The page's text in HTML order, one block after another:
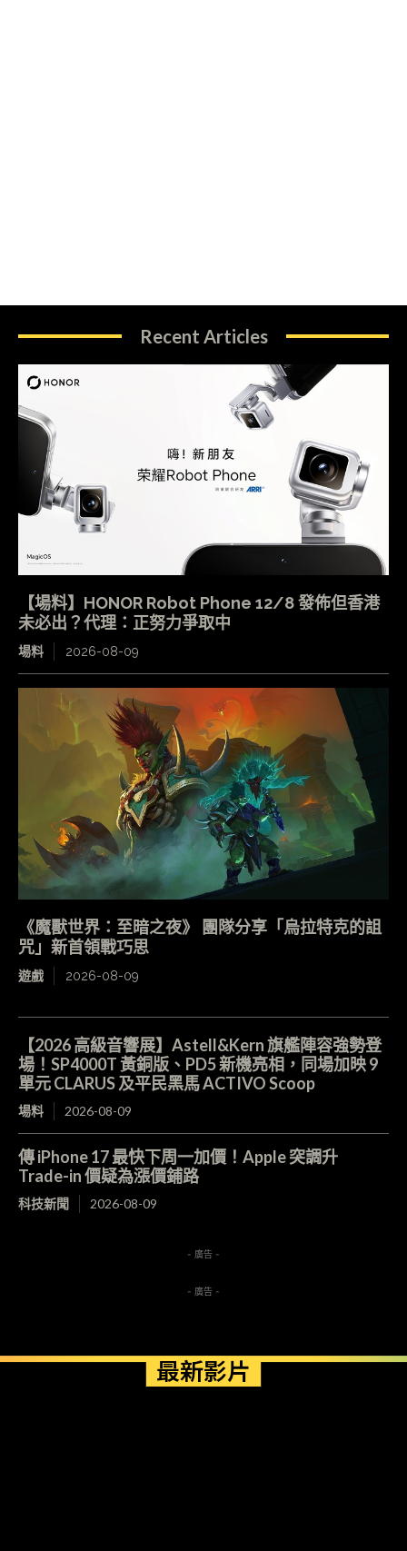
Recent Articles
【場料】HONOR Robot Phone 12/8 發佈但香港
未必出？代理：正努力爭取中
場料 2026-08-09
《魔獸世界：至暗之夜》 團隊分享「烏拉特克的詛
咒」新首領戰巧思
遊戲 2026-08-09
【2026 高級音響展】Astell&Kern 旗艦陣容強勢登
場！SP4000T 黃銅版、PD5 新機亮相，同場加映 9
單元 CLARUS 及平民黑馬 ACTIVO Scoop
場料 2026-08-09
傳 iPhone 17 最快下周一加價！Apple 突調升
Trade-in 價疑為漲價鋪路
科技新聞 2026-08-09
- 廣告 -
- 廣告 -
最新影片